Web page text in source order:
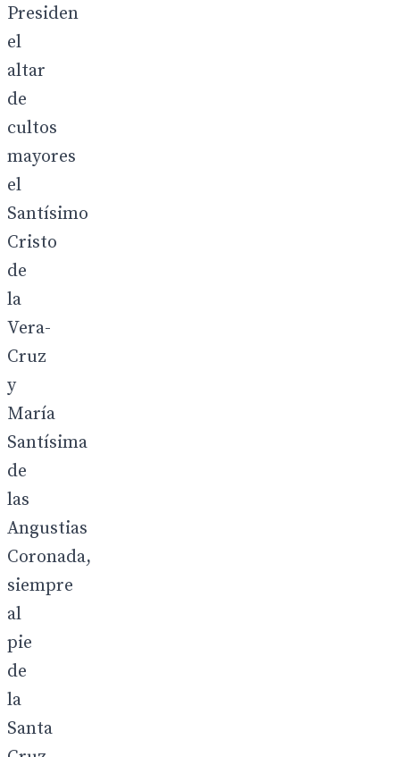
Presiden
el
altar
de
cultos
mayores
el
Santísimo
Cristo
de
la
Vera-
Cruz
y
María
Santísima
de
las
Angustias
Coronada,
siempre
al
pie
de
la
Santa